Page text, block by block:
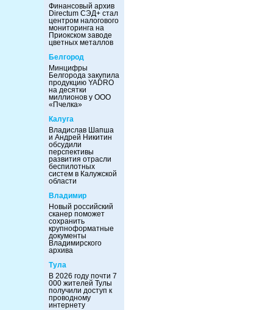
Финансовый архив
Directum СЭД+ стал
центром налогового
мониторинга на
Приокском заводе
цветных металлов
Белгород
Минцифры
Белгорода закупила
продукцию YADRO
на десятки
миллионов у ООО
«Пчелка»
Калуга
Владислав Шапша
и Андрей Никитин
обсудили
перспективы
развития отрасли
беспилотных
систем в Калужской
области
Владимир
Новый российский
сканер поможет
сохранить
крупноформатные
документы
Владимирского
архива
Тула
В 2026 году почти 7
000 жителей Тулы
получили доступ к
проводному
интернету